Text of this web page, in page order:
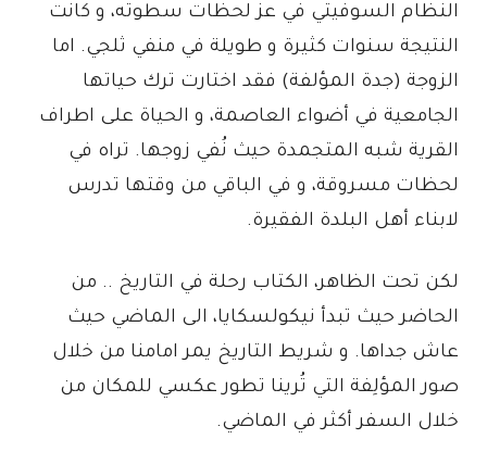
النظام السوفيتي في عز لحظات سطوته، و كانت
النتيجة سنوات كثيرة و طويلة في منفي ثلجي. اما
الزوجة (جدة المؤلفة) فقد اختارت ترك حياتها
الجامعية في أضواء العاصمة، و الحياة على اطراف
القرية شبه المتجمدة حيث نُفي زوجها. تراه في
لحظات مسروقة، و في الباقي من وقتها تدرس
لابناء أهل البلدة الفقيرة.
لكن تحت الظاهر، الكتاب رحلة في التاريخ .. من
الحاضر حيث تبدأ نيكولسكايا، الى الماضي حيث
عاش جداها. و شريط التاريخ يمر امامنا من خلال
صور المؤلِفة التي تُرينا تطور عكسي للمكان من
خلال السفر أكثر في الماضي.